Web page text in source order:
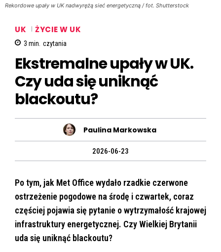
Rekordowe upały w UK nadwyrężą sieć energetyczną / fot. Shutterstock
UK ŻYCIE W UK
3 min. czytania
Ekstremalne upały w UK.
Czy uda się uniknąć
blackoutu?
Paulina Markowska
2026-06-23
Po tym, jak Met Office wydało rzadkie czerwone
ostrzeżenie pogodowe na środę i czwartek, coraz
częściej pojawia się pytanie o wytrzymałość krajowej
infrastruktury energetycznej. Czy Wielkiej Brytanii
uda się uniknąć blackoutu?